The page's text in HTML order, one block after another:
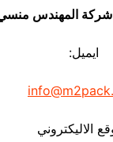
شركة المهندس
ايميل:
الاليكتروني